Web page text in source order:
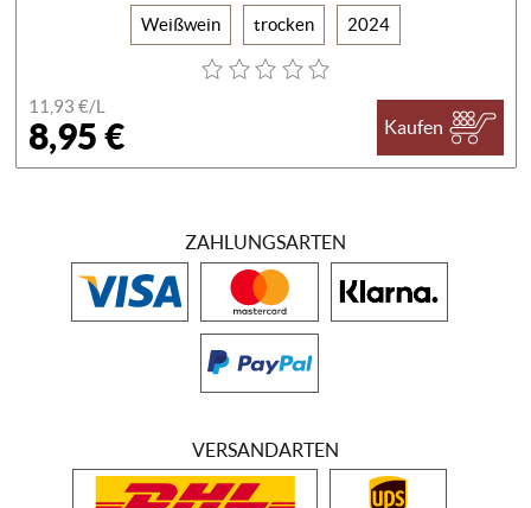
Weißwein trocken 2024
11,93 €/L
8,95 € Kaufen
ZAHLUNGSARTEN
VERSANDARTEN